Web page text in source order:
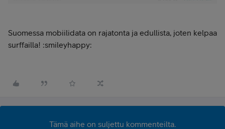
Suomessa mobiilidata on rajatonta ja edullista, joten kelpaa
surffailla! :smileyhappy:
Tämä aihe on suljettu kommenteilta.